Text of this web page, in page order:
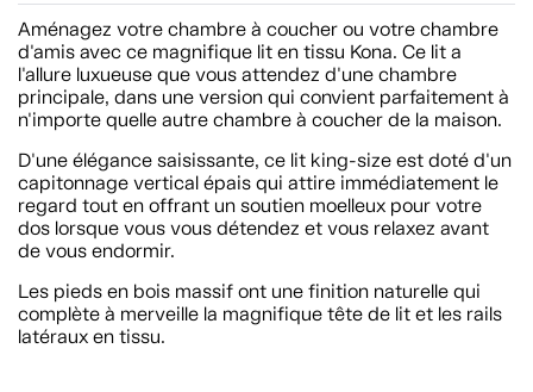
Aménagez votre chambre à coucher ou votre chambre
d'amis avec ce magnifique lit en tissu Kona. Ce lit a
l'allure luxueuse que vous attendez d'une chambre
principale, dans une version qui convient parfaitement à
n'importe quelle autre chambre à coucher de la maison.
D'une élégance saisissante, ce lit king-size est doté d'un
capitonnage vertical épais qui attire immédiatement le
regard tout en offrant un soutien moelleux pour votre
dos lorsque vous vous détendez et vous relaxez avant
de vous endormir.
Les pieds en bois massif ont une finition naturelle qui
complète à merveille la magnifique tête de lit et les rails
latéraux en tissu.